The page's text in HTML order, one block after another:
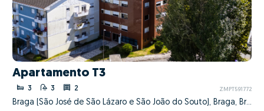
Apartamento T3
3 3 2 ZMPT591772
Braga (São José de São Lázaro e São João do Souto), Braga, Braga